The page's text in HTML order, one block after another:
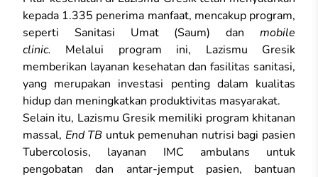
kepada 1.335 penerima manfaat, mencakup program,
seperti Sanitasi Umat (Saum) dan mobile
clinic. Melalui program ini, Lazismu Gresik
memberikan layanan kesehatan dan fasilitas sanitasi,
yang merupakan investasi penting dalam kualitas
hidup dan meningkatkan produktivitas masyarakat.
Selain itu, Lazismu Gresik memiliki program khitanan
massal, End TB untuk pemenuhan nutrisi bagi pasien
Tubercolosis, layanan IMC ambulans untuk
pengobatan dan antar-jemput pasien, bantuan